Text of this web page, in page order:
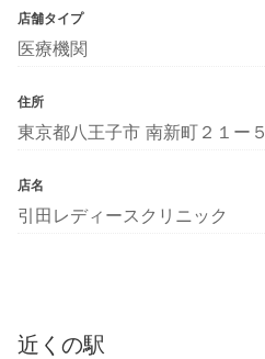
店舗タイプ
医療機関
住所
東京都八王子市 南新町２１ー５
店名
引田レディースクリニック
近くの駅